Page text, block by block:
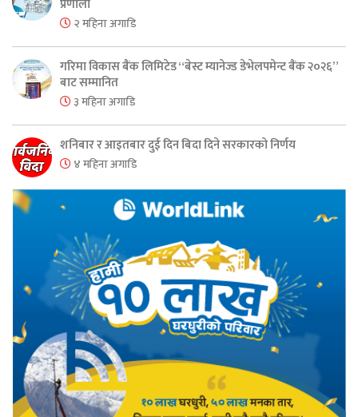
प्रणाली
२ महिना अगाडि
गरिमा विकास बैंक लिमिटेड “बेस्ट म्यानेज्ड डेभेलपमेन्ट बैंक २०२६”
बाट सम्मानित
३ महिना अगाडि
शनिबार र आइतबार दुई दिन बिदा दिने सरकारको निर्णय
४ महिना अगाडि